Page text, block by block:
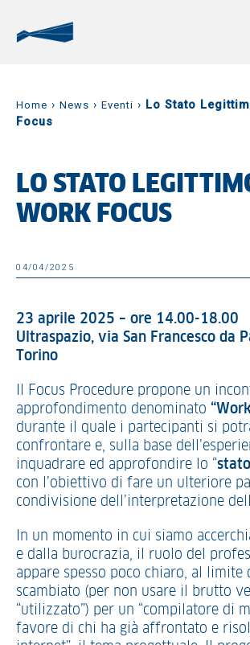
Home › News › Eventi › Lo Stato
Focus
LO STATO
WORK FOCUS
04/04/2025
23 aprile 2025 – ore 14.00-18.00
Ultraspazio, via San Francesco da
Torino
Il Focus Procedure propone un
approfondimento denominato
durante il quale i partecipanti si
confrontare e, sulla base
inquadrare ed approfondire lo “
con l’obiettivo di fare un ulteriore
condivisione dell’interpretazione
In un momento in cui siamo
e dalla burocrazia, il ruolo del
appare spesso poco chiaro, al limite
scambiato (per non usare il brutto
“utilizzato”) per un “compilatore di
favore di chi ha già affrontato e